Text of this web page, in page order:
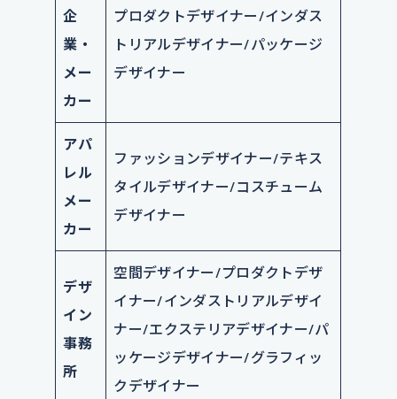
企
業・
メー
カー
プロダクトデザイナー/インダス
トリアルデザイナー/パッケージ
デザイナー
アパ
レル
メー
カー
ファッションデザイナー/テキス
タイルデザイナー/コスチューム
デザイナー
デザ
イン
事務
所
空間デザイナー/プロダクトデザ
イナー/インダストリアルデザイ
ナー/エクステリアデザイナー/パ
ッケージデザイナー/グラフィッ
クデザイナー